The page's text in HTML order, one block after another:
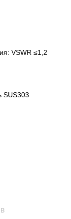
VSWR ≤1,2
SUS303